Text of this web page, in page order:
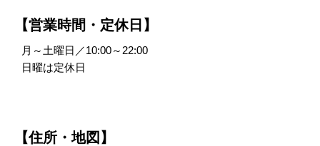
【営業時間・定休日】
月～土曜日／10:00～22:00
日曜は定休日
【住所・地図】